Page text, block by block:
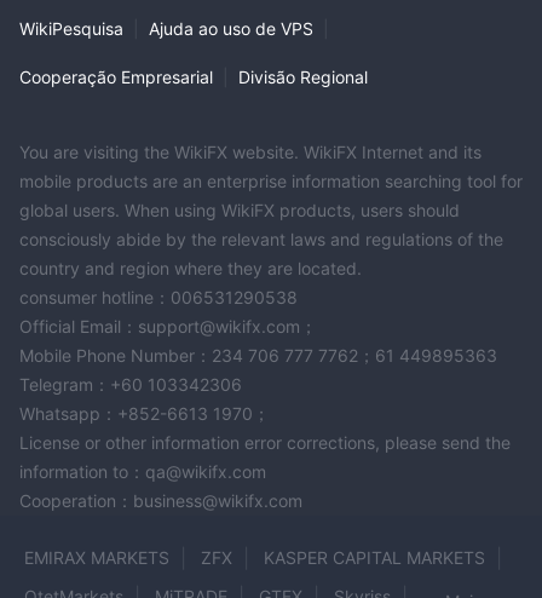
WikiPesquisa Ajuda ao uso de VPS
Cooperação Empresarial Divisão Regional
You are visiting the WikiFX website. WikiFX Internet and its
mobile products are an enterprise information searching tool for
global users. When using WikiFX products, users should
consciously abide by the relevant laws and regulations of the
country and region where they are located.
consumer hotline：006531290538
Official Email：support@wikifx.com；
Mobile Phone Number：234 706 777 7762；61 449895363
Telegram：+60 103342306
Whatsapp：+852-6613 1970；
License or other information error corrections, please send the
information to：qa@wikifx.com
Cooperation：business@wikifx.com
EMIRAX MARKETS ZFX
KASPER CAPITAL MARKETS